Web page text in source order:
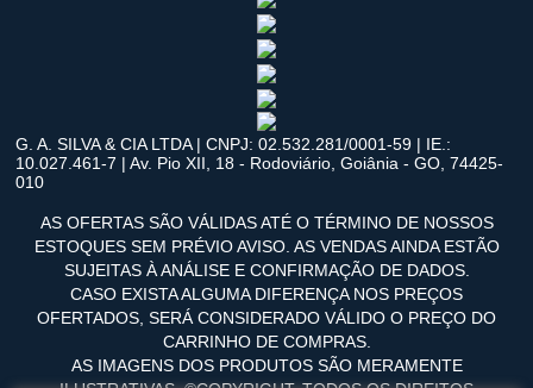
G. A. SILVA & CIA LTDA | CNPJ: 02.532.281/0001-59 | IE.:
10.027.461-7 | Av. Pio XII, 18 - Rodoviário, Goiânia - GO, 74425-
010
AS OFERTAS SÃO VÁLIDAS ATÉ O TÉRMINO DE NOSSOS
ESTOQUES SEM PRÉVIO AVISO. AS VENDAS AINDA ESTÃO
SUJEITAS À ANÁLISE E CONFIRMAÇÃO DE DADOS.
CASO EXISTA ALGUMA DIFERENÇA NOS PREÇOS
OFERTADOS, SERÁ CONSIDERADO VÁLIDO O PREÇO DO
CARRINHO DE COMPRAS.
AS IMAGENS DOS PRODUTOS SÃO MERAMENTE